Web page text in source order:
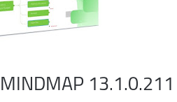
13.1.0.211